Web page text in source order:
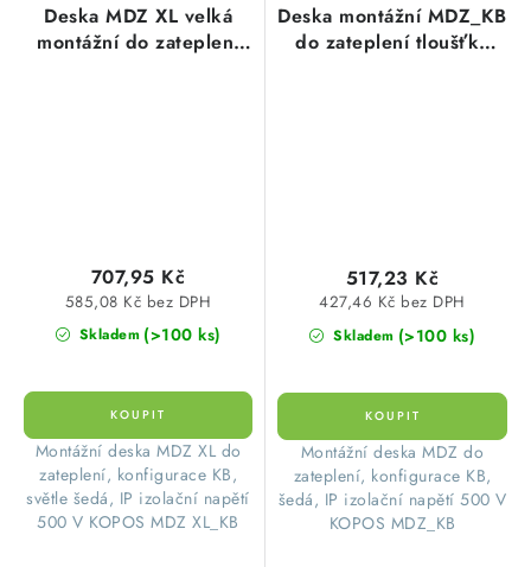
Deska MDZ XL velká
montážní do zateplení
Skladem (>100 ks)
585,08 Kč bez DPH
707,95 Kč
​Montážní deska MDZ XL do
zateplení, konfigurace KB,
světle šedá, IP izolační napětí
500 V KOPOS MDZ XL_KB
Deska montážní MDZ_KB
do zateplení tloušťky
Skladem (>100 ks)
427,46 Kč bez DPH
517,23 Kč
​Montážní deska MDZ do
zateplení, konfigurace KB,
šedá, IP izolační napětí 500 V
KOPOS MDZ_KB